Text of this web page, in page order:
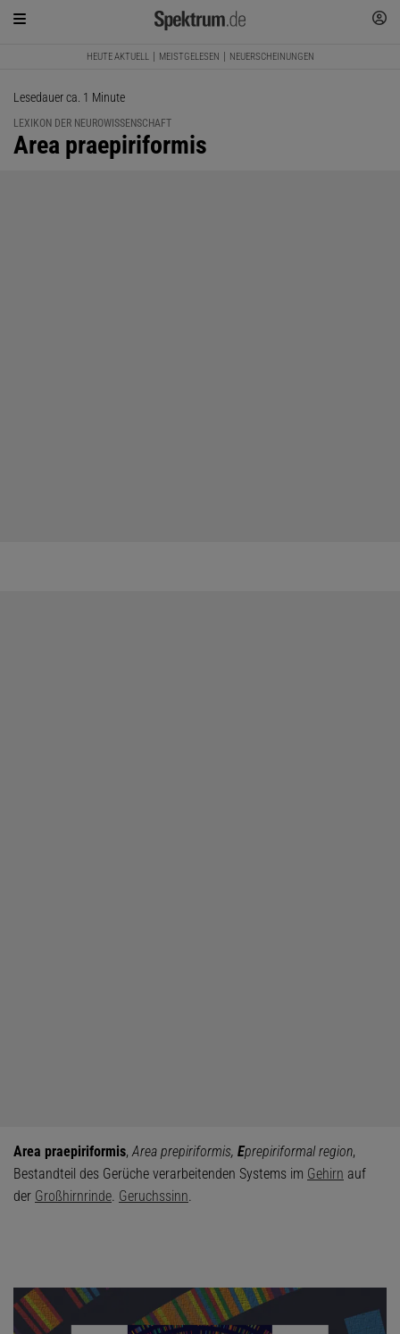
HEUTE AKTUELL MEISTGELESEN NEUERSCHEINUNGEN
Lesedauer ca. 1 Minute
LEXIKON DER NEUROWISSENSCHAFT
:
Area praepiriformis
Area praepiriformis,Area prepiriformis, Eprepiriformal region,
Bestandteil des Gerüche verarbeitenden Systems im Gehirn auf
der Großhirnrinde. Geruchssinn.